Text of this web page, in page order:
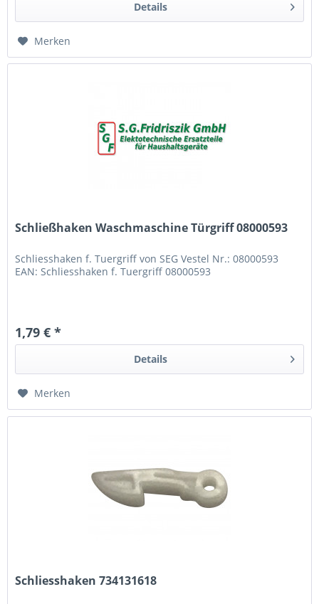
Details
Merken
Schließhaken Waschmaschine Türgriff 08000593
Schliesshaken f. Tuergriff von SEG Vestel Nr.: 08000593
EAN: Schliesshaken f. Tuergriff 08000593
1,79 € *
Details
Merken
Schliesshaken 734131618